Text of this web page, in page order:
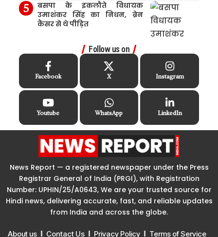
बसपा के इकलौते विधायक
उमाशंकर सिंह का निधन, ब्रेन
कैंसर से थे पीड़ित
Follow us on
Facebook X Instagram
Youtube WhatsApp LinkedIn
News Report — a registered newspaper under the Press
Registrar General of India (PRGI), with Registration
Number: UPHIN/25/A0643, We are your trusted source for
Hindi news, delivering accurate, fast, and reliable updates
from India and across the globe.
About us Contact Us Privacy Policy Terms of Service